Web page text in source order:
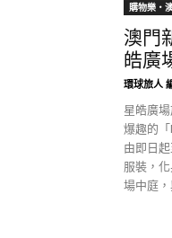
購物樂‧
澳門
皓廣
環球旅人
星皓廣
爆趣的
由即日
服裝，
場中庭